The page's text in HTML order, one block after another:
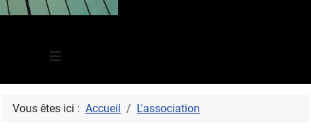
≡
Vous êtes ici : Accueil L'association